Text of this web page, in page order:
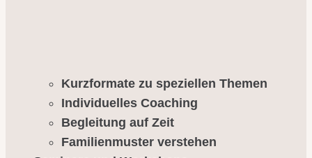
Kurzformate zu speziellen Themen
Individuelles Coaching
Begleitung auf Zeit
Familienmuster verstehen